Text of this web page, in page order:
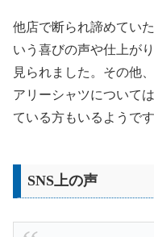
他店で断られ諦めてい
いう喜びの声や仕上が
見られました。その他
アリーシャツについて
ている方もいるようです
SNS上の声